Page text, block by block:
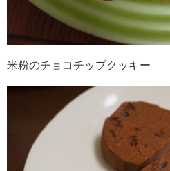
米粉のチョコチップクッキー